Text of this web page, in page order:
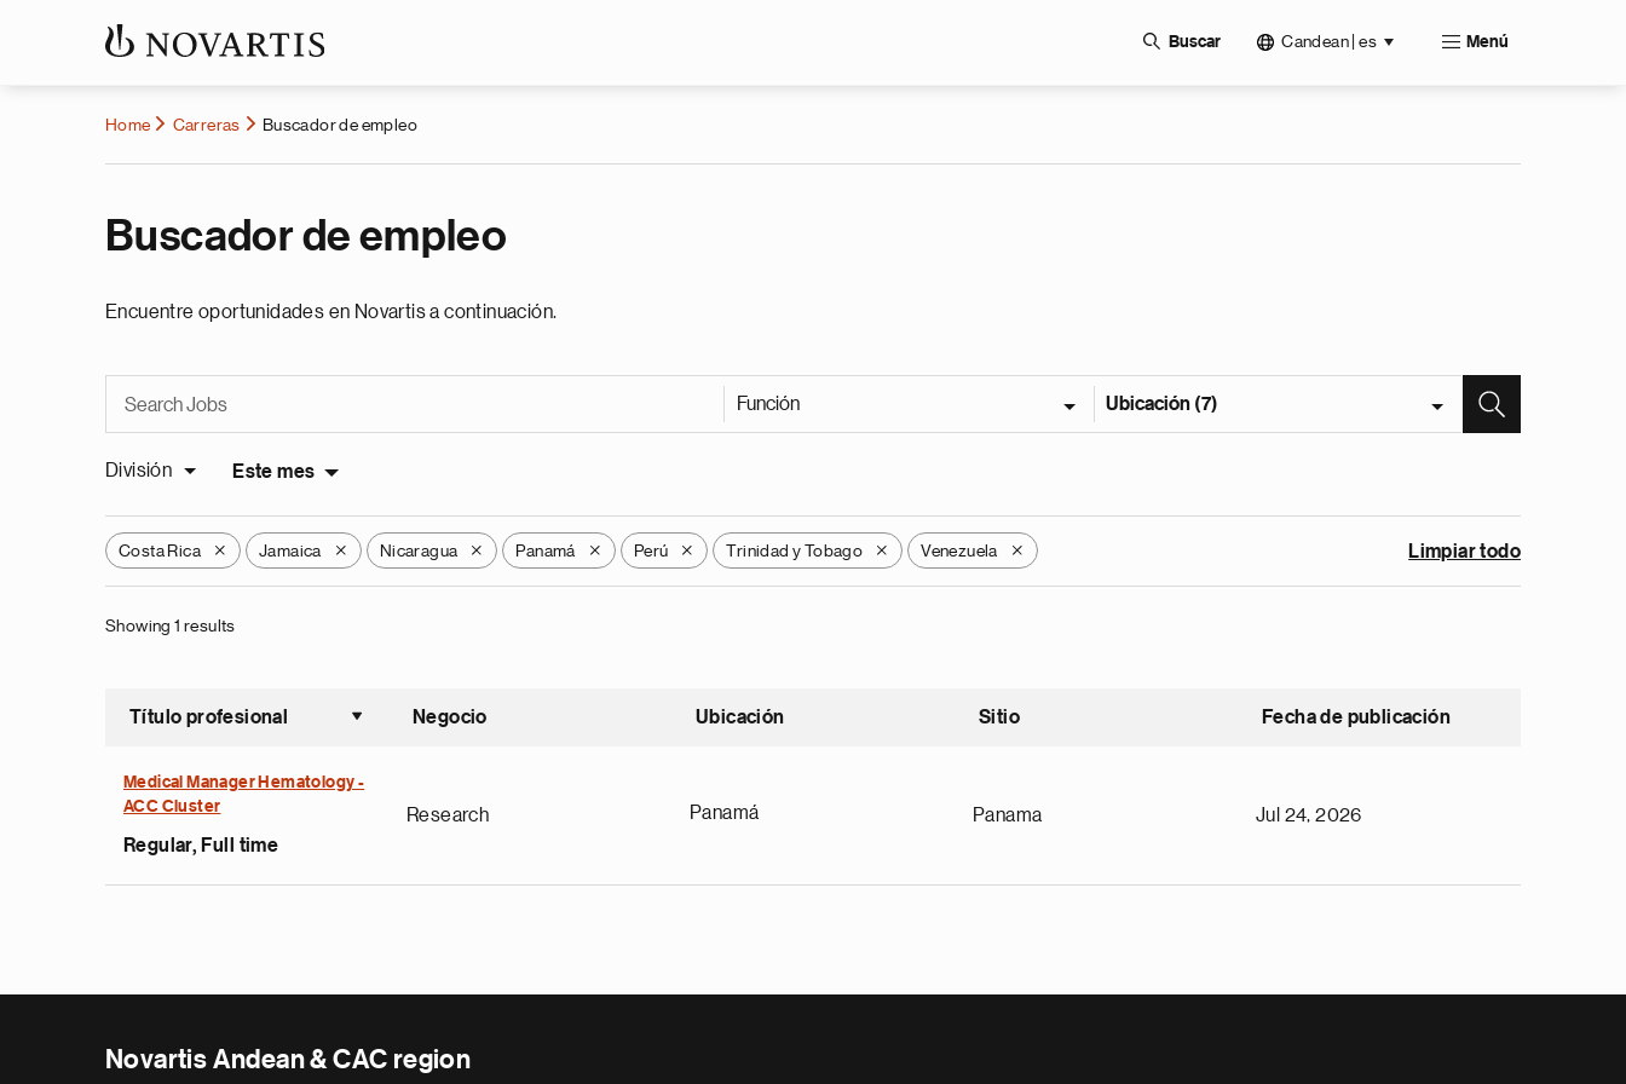
Buscar Candean | es Menú
Home Carreras Buscador de empleo
Buscador de empleo
Encuentre oportunidades en Novartis a continuación.
Función Ubicación (7)
División Este mes
Costa Rica X Jamaica X Nicaragua X Panamá X Perú X Trinidad y Tobago X Venezuela X Limpiar todo
Showing 1 results
Título profesional
Ordenar ascendente
Negocio Ubicación Sitio Fecha de publicación
Medical Manager Hematology -
ACC Cluster
Regular, Full time
Research Panamá Panama Jul 24, 2026
Novartis Andean & CAC region